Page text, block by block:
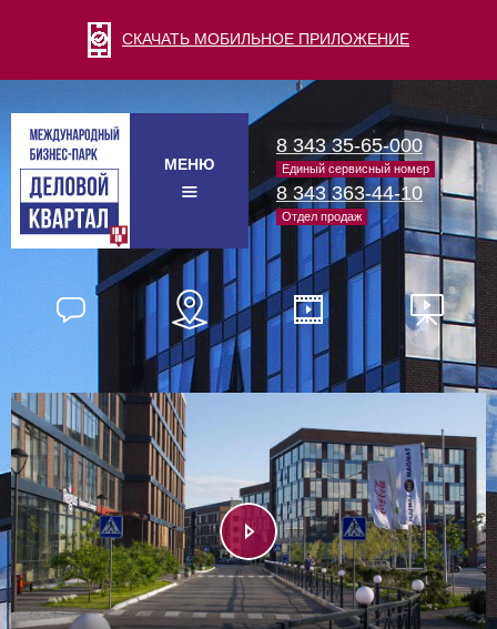
СКАЧАТЬ МОБИЛЬНОЕ ПРИЛОЖЕНИЕ
МЕНЮ
8 343 35-65-000
Единый сервисный номер
8 343 363-44-10
Отдел продаж